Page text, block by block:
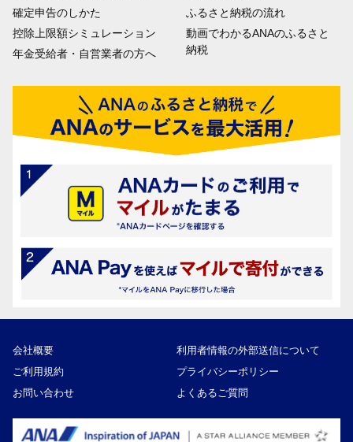
確定申告のしかた
控除上限額シミュレーション
年金受給者・自営業者の方へ
ふるさと納税の流れ
動画でわかるANAのふるさと
納税
会社概要
利用者情報の外部送信について
ご利用規約
プライバシーポリシー
お問い合わせ
よくあるご質問